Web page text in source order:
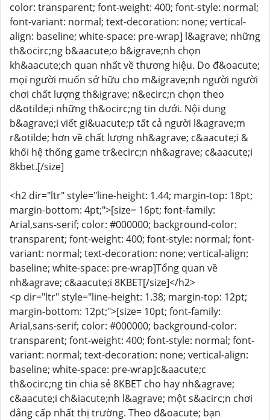
color: transparent; font-weight: 400; font-style: normal;
font-variant: normal; text-decoration: none; vertical-
align: baseline; white-space: pre-wrap] l&agrave; những
th&ocirc;ng b&aacute;o b&igrave;nh chọn
kh&aacute;ch quan nhất về thương hiệu. Do đ&oacute;
mọi người muốn sở hữu cho m&igrave;nh người người
chơi chất lượng th&igrave; n&ecirc;n chọn theo
d&otilde;i những th&ocirc;ng tin dưới. Nội dung
b&agrave;i viết gi&uacute;p tất cả người l&agrave;m
r&otilde; hơn về chất lượng nh&agrave; c&aacute;i &
khối hệ thống game tr&ecirc;n nh&agrave; c&aacute;i
8kbet.[/size]
<h2 dir="ltr" style="line-height: 1.44; margin-top: 18pt;
margin-bottom: 4pt;">[size= 16pt; font-family:
Arial,sans-serif; color: #000000; background-color:
transparent; font-weight: 400; font-style: normal; font-
variant: normal; text-decoration: none; vertical-align:
baseline; white-space: pre-wrap]Tổng quan về
nh&agrave; c&aacute;i 8KBET[/size]</h2>
<p dir="ltr" style="line-height: 1.38; margin-top: 12pt;
margin-bottom: 12pt;">[size= 10pt; font-family:
Arial,sans-serif; color: #000000; background-color:
transparent; font-weight: 400; font-style: normal; font-
variant: normal; text-decoration: none; vertical-align:
baseline; white-space: pre-wrap]c&aacute;c
th&ocirc;ng tin chia sẻ 8KBET cho hay nh&agrave;
c&aacute;i ch&iacute;nh l&agrave; một s&acirc;n chơi
đẳng cấp nhất thị trường. Theo đ&oacute; bạn